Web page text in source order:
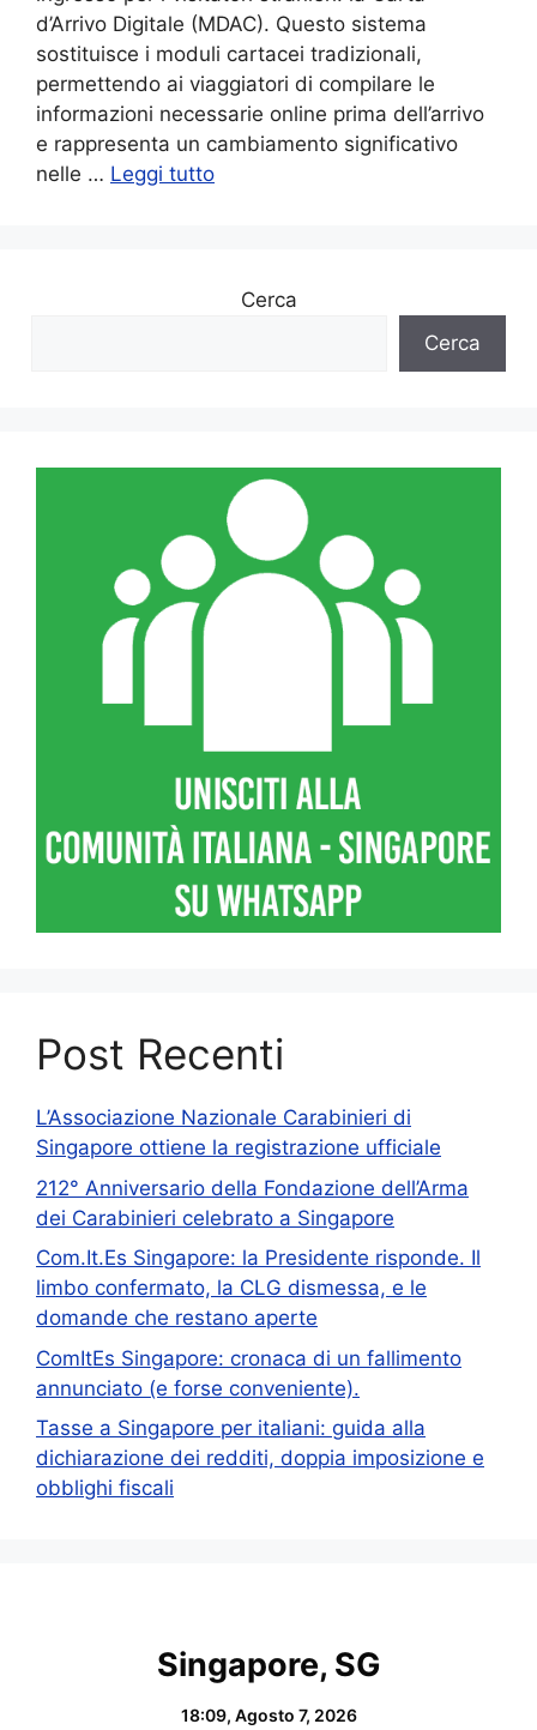
d’Arrivo Digitale (MDAC). Questo sistema
sostituisce i moduli cartacei tradizionali,
permettendo ai viaggiatori di compilare le
informazioni necessarie online prima dell’arrivo
e rappresenta un cambiamento significativo
nelle … Leggi tutto
Cerca
Cerca
Post Recenti
L’Associazione Nazionale Carabinieri di
Singapore ottiene la registrazione ufficiale
212° Anniversario della Fondazione dell’Arma
dei Carabinieri celebrato a Singapore
Com.It.Es Singapore: la Presidente risponde. Il
limbo confermato, la CLG dismessa, e le
domande che restano aperte
ComItEs Singapore: cronaca di un fallimento
annunciato (e forse conveniente).
Tasse a Singapore per italiani: guida alla
dichiarazione dei redditi, doppia imposizione e
obblighi fiscali
Singapore, SG
18:09, Agosto 7, 2026